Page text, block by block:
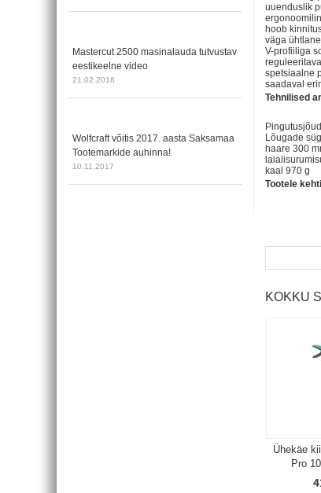
Mastercut 2500 masinalauda tutvustav
eestikeelne video
21.02.2018
Wolfcraft võitis 2017. aasta Saksamaa
Tootemarkide auhinna!
10.11.2017
uuenduslik
hoob
väga
V-profiiliga
spetsiaalne
saadaval
Tehnilised
Lõugade
haare 300
kaal 970 g
Tootele
KOKKU
Ühekäe
Pro